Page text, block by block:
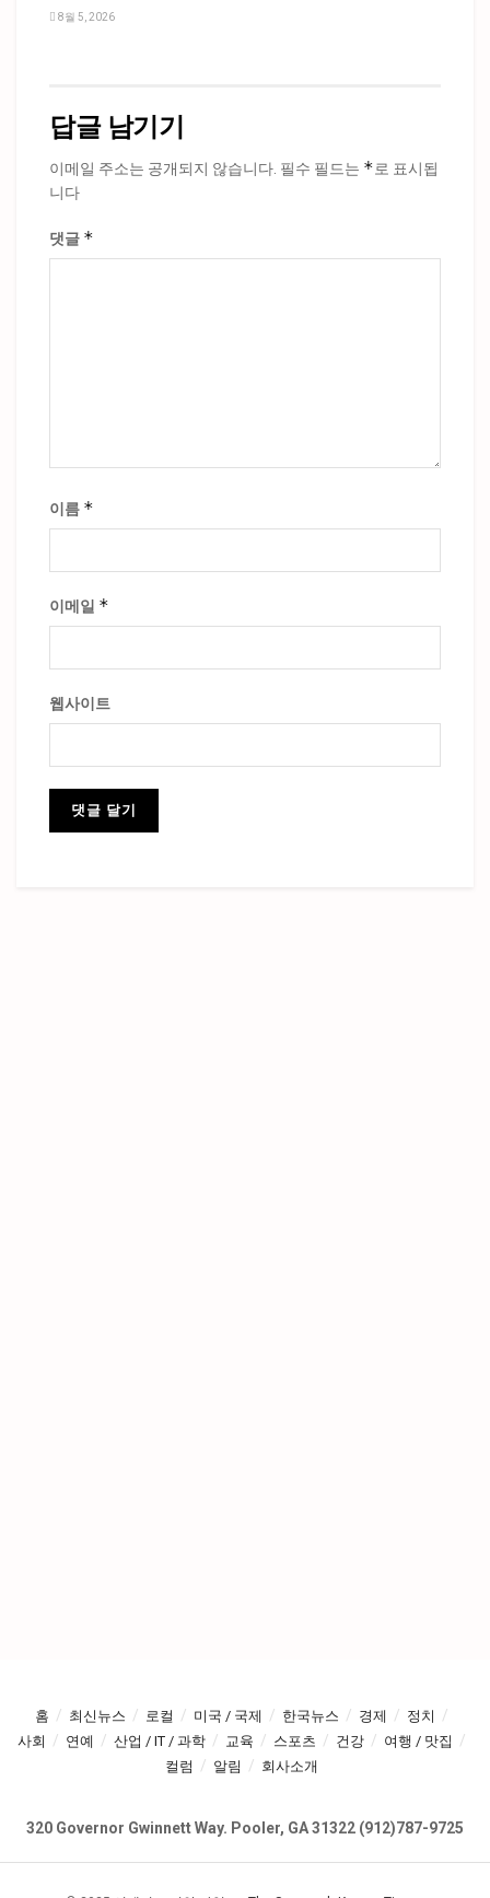
8월 5, 2026
답글 남기기
이메일 주소는 공개되지 않습니다. 필수 필드는 *로 표시됩
니다
댓글 *
이름 *
이메일 *
웹사이트
홈 최신뉴스 로컬 미국 / 국제 한국뉴스 경제
정치
사회
연예 산업 / IT / 과학 교육 스포츠 건강
여행 / 맛집
컬럼
알림 회사소개
320 Governor Gwinnett Way. Pooler, GA 31322 (912)787-9725